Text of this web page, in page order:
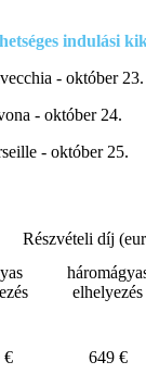
indulási
- október 23.
- október 24.
- október 25.
Részvételi díj
elhelyezés
€ 649 €